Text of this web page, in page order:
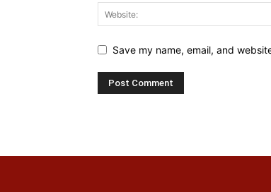
Save my name, email, and